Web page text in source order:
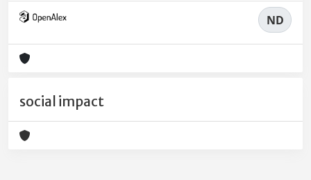
ND
social impact